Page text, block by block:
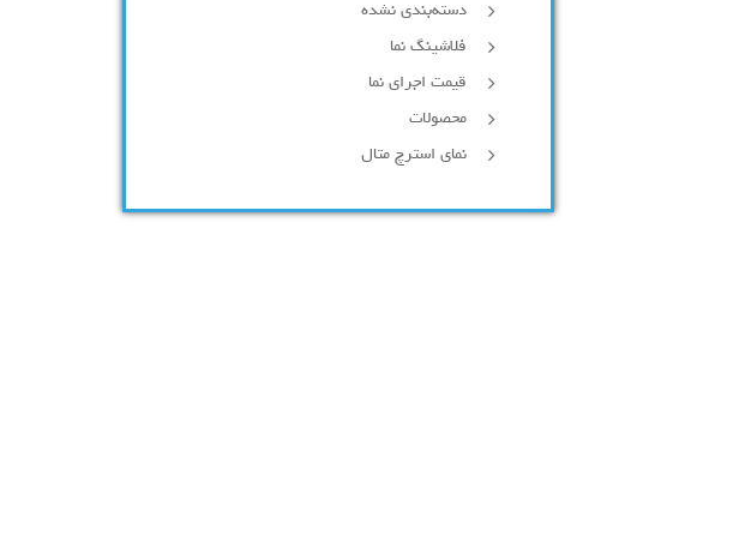
دسته‌بندی نشده
فلاشینگ نما
قیمت اجرای نما
محصولات
نمای استرچ متال